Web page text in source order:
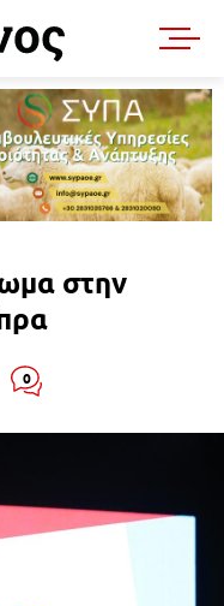
στην
0